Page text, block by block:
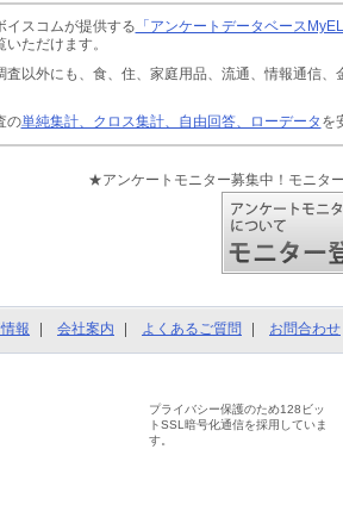
イスコムが提供する 「アンケートデータベース
いただけます。
査以外にも、食、住、家庭用品、流通、情報通信、
の単純集計、クロス集計、自由回答、ローデータ を
★アンケートモニター募集中！モニタ
報 会社案内 よくあるご質問 お問合わせ
プライバシー保護のため128ビッ
トSSL暗号化通信を採用していま
す。